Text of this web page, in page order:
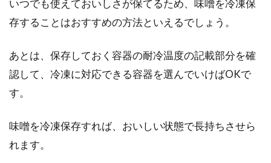
お酢はレモン？ハチミツはみりん？
代用調味料をご紹介します
お酢やみりんは、日本食ではよく使う調味料で
すので、常備している調味料の1つだと思いま
いつでも使えておいしさが保てるため、味噌を冷凍保
存することはおすすめの方法といえるでしょう。
あとは、保存しておく容器の耐冷温度の記載部分を確
認して、冷凍に対応できる容器を選んでいけばOKで
す。
味噌を冷凍保存すれば、おいしい状態で長持ちさせら
れます。